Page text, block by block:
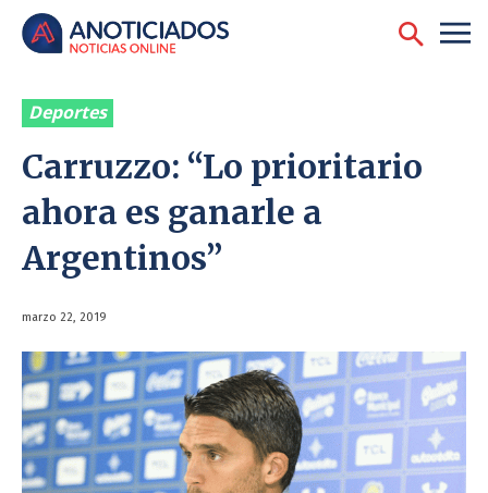
Deportes
Carruzzo: “Lo prioritario
ahora es ganarle a
Argentinos”
marzo 22, 2019